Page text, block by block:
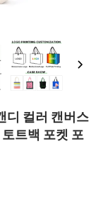
디 컬러 캔버스
트백 포켓 포